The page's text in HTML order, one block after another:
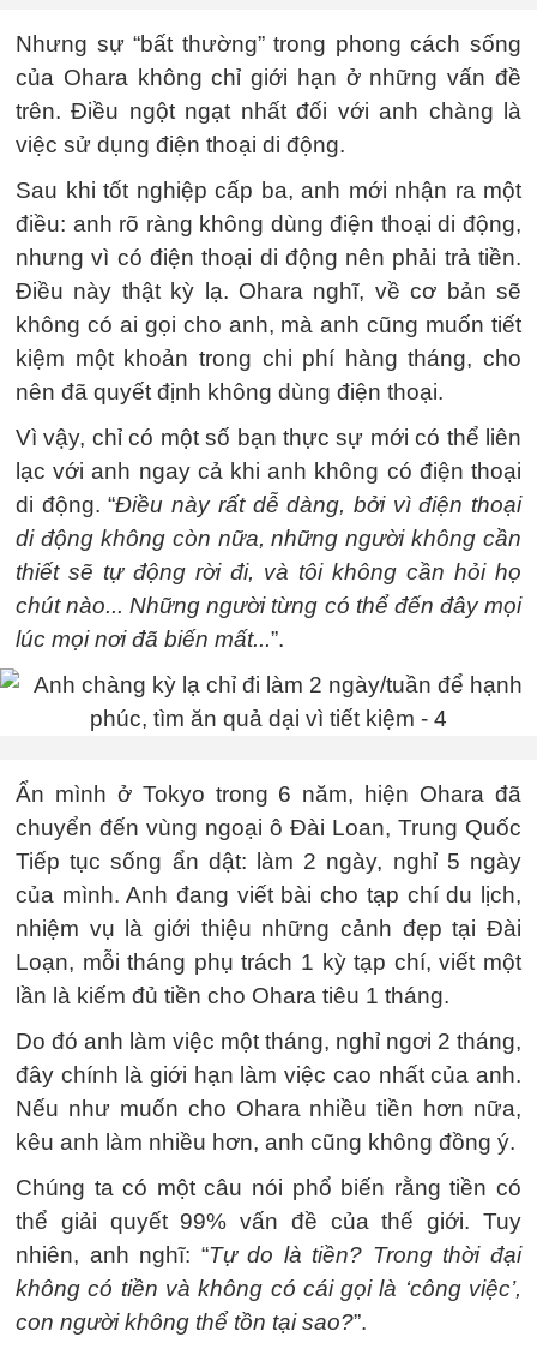
Nhưng sự “bất thường” trong phong cách sống
của Ohara không chỉ giới hạn ở những vấn đề
trên. Điều ngột ngạt nhất đối với anh chàng là
việc sử dụng điện thoại di động.
Sau khi tốt nghiệp cấp ba, anh mới nhận ra một
điều: anh rõ ràng không dùng điện thoại di động,
nhưng vì có điện thoại di động nên phải trả tiền.
Điều này thật kỳ lạ. Ohara nghĩ, về cơ bản sẽ
không có ai gọi cho anh, mà anh cũng muốn tiết
kiệm một khoản trong chi phí hàng tháng, cho
nên đã quyết định không dùng điện thoại.
Vì vậy, chỉ có một số bạn thực sự mới có thể liên
lạc với anh ngay cả khi anh không có điện thoại
di động. “Điều này rất dễ dàng, bởi vì điện thoại
di động không còn nữa, những người không cần
thiết sẽ tự động rời đi, và tôi không cần hỏi họ
chút nào... Những người từng có thể đến đây mọi
lúc mọi nơi đã biến mất...”.
Ẩn mình ở Tokyo trong 6 năm, hiện Ohara đã
chuyển đến vùng ngoại ô Đài Loan, Trung Quốc
Tiếp tục sống ẩn dật: làm 2 ngày, nghỉ 5 ngày
của mình. Anh đang viết bài cho tạp chí du lịch,
nhiệm vụ là giới thiệu những cảnh đẹp tại Đài
Loạn, mỗi tháng phụ trách 1 kỳ tạp chí, viết một
lần là kiếm đủ tiền cho Ohara tiêu 1 tháng.
Do đó anh làm việc một tháng, nghỉ ngơi 2 tháng,
đây chính là giới hạn làm việc cao nhất của anh.
Nếu như muốn cho Ohara nhiều tiền hơn nữa,
kêu anh làm nhiều hơn, anh cũng không đồng ý.
Chúng ta có một câu nói phổ biến rằng tiền có
thể giải quyết 99% vấn đề của thế giới. Tuy
nhiên, anh nghĩ: “Tự do là tiền? Trong thời đại
không có tiền và không có cái gọi là ‘công việc’,
con người không thể tồn tại sao?”.